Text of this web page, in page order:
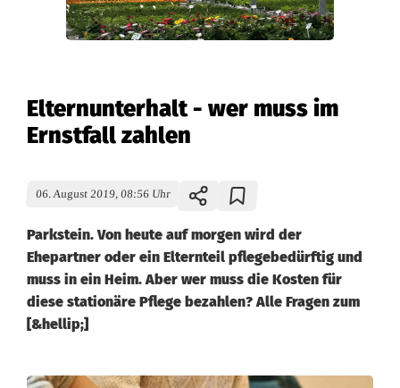
Elternunterhalt - wer muss im
Ernstfall zahlen
06. August 2019, 08:56 Uhr
Parkstein. Von heute auf morgen wird der
Ehepartner oder ein Elternteil pflegebedürftig und
muss in ein Heim. Aber wer muss die Kosten für
diese stationäre Pflege bezahlen? Alle Fragen zum
[&hellip;]